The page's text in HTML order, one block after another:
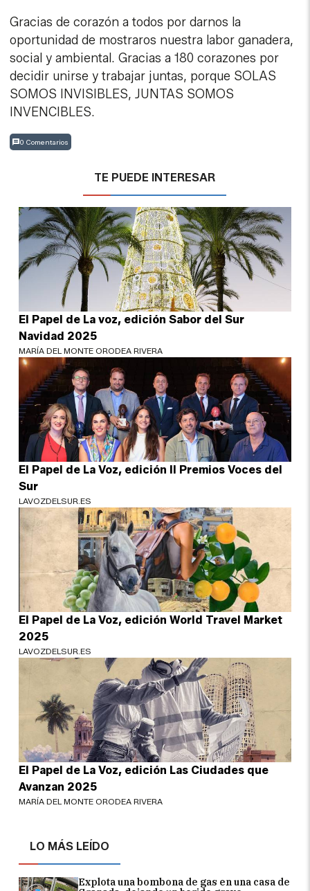
LO MÁS LEÍDO
Explota una bombona de gas en una casa de
Gracias de corazón a todos por darnos la
oportunidad de mostraros nuestra labor ganadera,
social y ambiental. Gracias a 180 corazones por
decidir unirse y trabajar juntas, porque SOLAS
SOMOS INVISIBLES, JUNTAS SOMOS
INVENCIBLES.
0 Comentarios
TE PUEDE INTERESAR
El Papel de La voz, edición Sabor del Sur
Navidad 2025
MARÍA DEL MONTE ORODEA RIVERA
El Papel de La Voz, edición II Premios Voces del
Sur
LAVOZDELSUR.ES
El Papel de La Voz, edición World Travel Market
2025
LAVOZDELSUR.ES
El Papel de La Voz, edición Las Ciudades que
Avanzan 2025
MARÍA DEL MONTE ORODEA RIVERA